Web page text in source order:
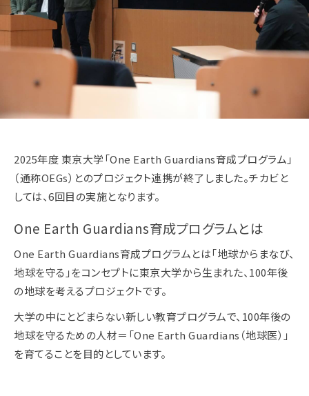
2025年度 東京大学「One Earth Guardians育成プログラム」
（通称OEGs）とのプロジェクト連携が終了しました。チカビと
しては、6回目の実施となります。
One Earth Guardians育成プログラムとは
One Earth Guardians育成プログラムとは「地球からまなび、
地球を守る」をコンセプトに東京大学から生まれた、100年後
の地球を考えるプロジェクトです。
大学の中にとどまらない新しい教育プログラムで、100年後の
地球を守るための人材＝「One Earth Guardians（地球医）」
を育てることを目的としています。